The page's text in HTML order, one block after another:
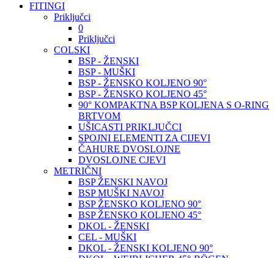
FITINGI
Priključci
0
Priključci
COLSKI
BSP - ŽENSKI
BSP - MUŠKI
BSP - ŽENSKO KOLJENO 90°
BSP - ŽENSKO KOLJENO 45°
90° KOMPAKTNA BSP KOLJENA S O-RING
BRTVOM
UŠICASTI PRIKLJUČCI
SPOJNI ELEMENTI ZA CIJEVI
ČAHURE DVOSLOJNE
DVOSLOJNE CJEVI
METRIČNI
BSP ŽENSKI NAVOJ
BSP MUŠKI NAVOJ
BSP ŽENSKO KOLJENO 90°
BSP ŽENSKO KOLJENO 45°
DKOL - ŽENSKI
CEL - MUŠKI
DKOL - ŽENSKI KOLJENO 90°